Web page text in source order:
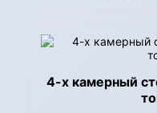
4-х камерный